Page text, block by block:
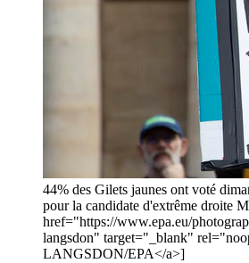
44% des Gilets jaunes ont voté
pour la candidate d'extrême droite
href="https://www.epa.eu/
langsdon" target="_blank"
LANGSDON/EPA</a>]